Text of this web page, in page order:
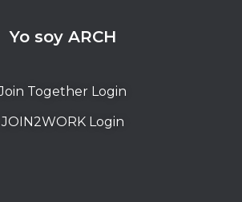
Yo soy ARCH
Together Login
JOIN2WORK Login